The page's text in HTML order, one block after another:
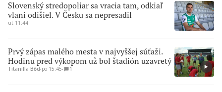
Slovenský stredopoliar sa vracia tam, odkiaľ
vlani odišiel. V Česku sa nepresadil
ut 11:44
Prvý zápas malého mesta v najvyššej súťaži.
Hodinu pred výkopom už bol štadión uzavretý
Titanilla Bőd∙po 15:45∙ 1